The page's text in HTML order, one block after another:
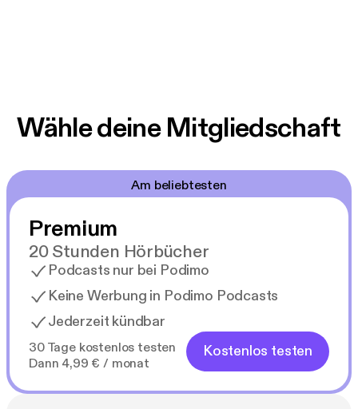
Wähle deine Mitgliedschaft
Am beliebtesten
Premium
20 Stunden Hörbücher
Podcasts nur bei Podimo
Keine Werbung in Podimo Podcasts
Jederzeit kündbar
30 Tage kostenlos testen
Dann 4,99 € / monat
Kostenlos testen